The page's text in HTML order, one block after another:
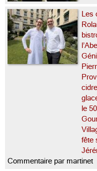
le
fête
Commentaire par martinet